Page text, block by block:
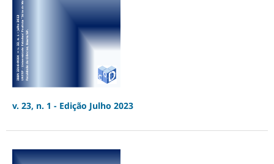
v. 23, n. 1 - Edição Julho 2023